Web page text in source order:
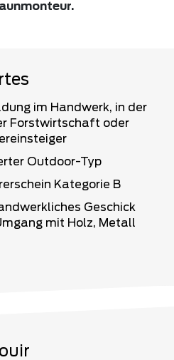
im Handwerk, in der
Forstwirtschaft oder
Outdoor-Typ
Kategorie B
Geschick
mit Holz, Metall